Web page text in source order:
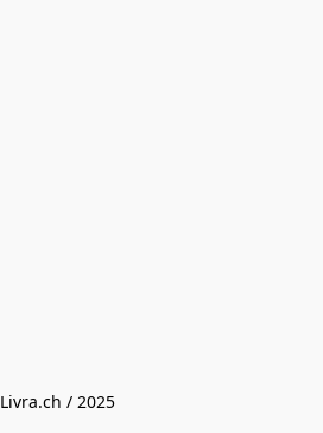
Livra.ch / 2025